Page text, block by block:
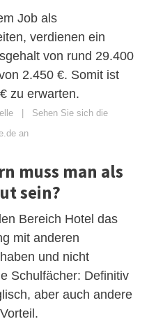
Job als
verdienen ein
von rund 29.400
2.450 €. Somit ist
zu erwarten.
| Sehen Sie sich die
an
muss man als
sein?
Bereich Hotel das
mit anderen
und nicht
Schulfächer: Definitiv
aber auch andere